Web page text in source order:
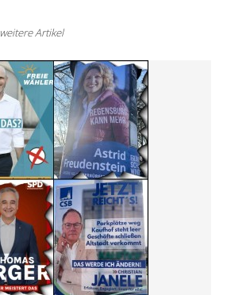
weitere Artikel